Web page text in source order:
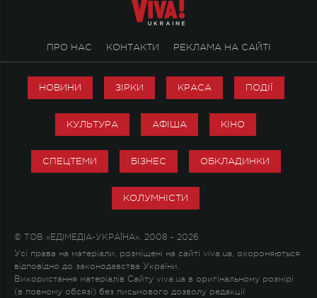
ПРО НАС КОНТАКТИ РЕКЛАМА НА САЙТІ
НОВИНИ ЗІРКИ КРАСА ПОДІЇ
КУЛЬТУРА АФІША КІНО
СПЕЦТЕМИ БІЗНЕС ОБКЛАДИНКИ
КОЛУМНІСТИ
© ТОВ «ЕДІМЕДІА-УКРАЇНА», 2008 - 2026
Усі права на матеріали, розміщені на сайті viva.ua, охороняються
відповідно до законодавства України.
Використання матеріалів Сайту viva.ua в оригінальному розмірі
(в повному обсязі) без письмового дозволу редакції